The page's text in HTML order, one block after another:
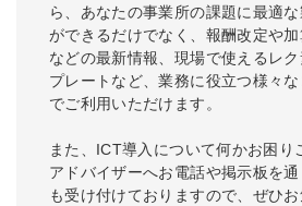
ら、あなたの事業所の課題に最適
ができるだけでなく、報酬改定や
などの最新情報、現場で使えるレ
プレートなど、業務に役立つ様々
でご利用いただけます。
また、ICT導入について何かお困り
アドバイザーへお電話や掲示板を
も受け付けておりますので、ぜひ